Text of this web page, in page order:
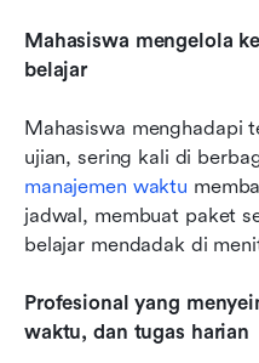
Mahasiswa mengelola
belajar
Mahasiswa menghadapi
ujian, sering kali di
manajemen waktu
jadwal, membuat paket
belajar mendadak di
Profesional yang
waktu, dan tugas harian